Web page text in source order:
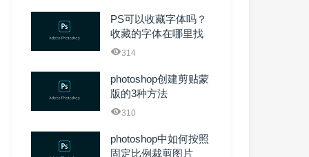
PS可以收藏字体吗？
收藏的字体在哪里找
314
photoshop创建剪贴蒙
版的3种方法
310
photoshop中如何按照
固定比例裁剪图片